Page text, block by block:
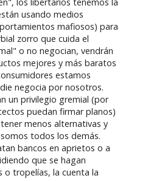
usando medios
mafiosos) para
zorro que cuida el
o no negocian, vendrán
mejores y más baratos
estamos
negocia por nosotros.
un privilegio gremial (por
puedan firmar planos)
menos alternativas y
todos los demás.
bancos en aprietos o a
que se hagan
o tropelías, la cuenta la